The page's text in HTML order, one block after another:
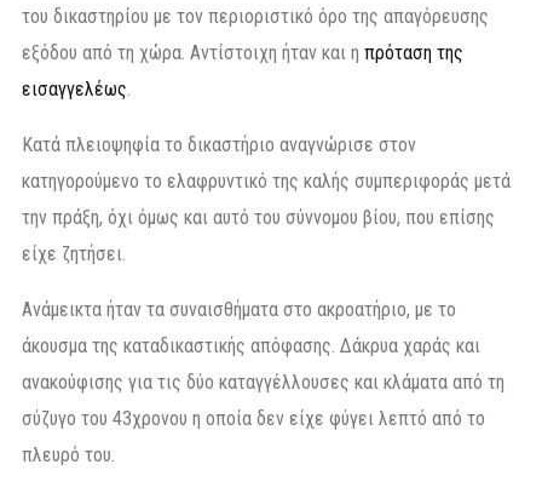
του δικαστηρίου με τον περιοριστικό όρο της απαγόρευσης
εξόδου από τη χώρα. Αντίστοιχη ήταν και η πρόταση της
εισαγγελέως.
Κατά πλειοψηφία το δικαστήριο αναγνώρισε στον
κατηγορούμενο το ελαφρυντικό της καλής συμπεριφοράς μετά
την πράξη, όχι όμως και αυτό του σύννομου βίου, που επίσης
είχε ζητήσει.
Ανάμεικτα ήταν τα συναισθήματα στο ακροατήριο, με το
άκουσμα της καταδικαστικής απόφασης. Δάκρυα χαράς και
ανακούφισης για τις δύο καταγγέλλουσες και κλάματα από τη
σύζυγο του 43χρονου η οποία δεν είχε φύγει λεπτό από το
πλευρό του.